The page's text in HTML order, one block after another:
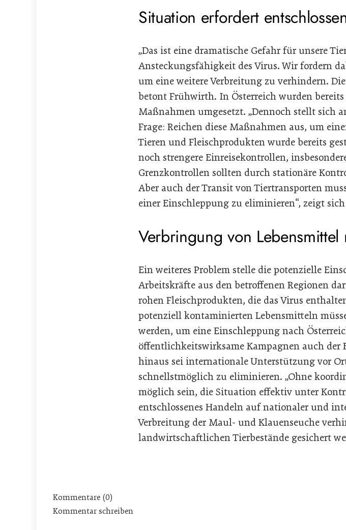
Situation erfordert
„Das ist eine dramatische Gefahr für unsere
Ansteckungsfähigkeit des Virus. Wir fordern
um eine weitere Verbreitung zu verhindern.
betont Frühwirth. In Österreich wurden
Maßnahmen umgesetzt. „Dennoch stellt sich
Frage: Reichen diese Maßnahmen aus, um
Tieren und Fleischprodukten wurde bereits
noch strengere Einreisekontrollen,
Grenzkontrollen sollten durch stationäre
Aber auch der Transit von Tiertransporten
einer Einschleppung zu eliminieren“, zeigt
Verbringung von
Ein weiteres Problem stelle die potenzielle
Arbeitskräfte aus den betroffenen Regionen
rohen Fleischprodukten, die das Virus
potenziell kontaminierten Lebensmitteln
werden, um eine Einschleppung nach
öffentlichkeitswirksame Kampagnen auch der
hinaus sei internationale Unterstützung vor
schnellstmöglich zu eliminieren. „Ohne
möglich sein, die Situation effektiv unter
entschlossenes Handeln auf nationaler und
Verbreitung der Maul- und Klauenseuche
landwirtschaftlichen Tierbestände gesichert
Kommentare (0)
Kommentar schreiben